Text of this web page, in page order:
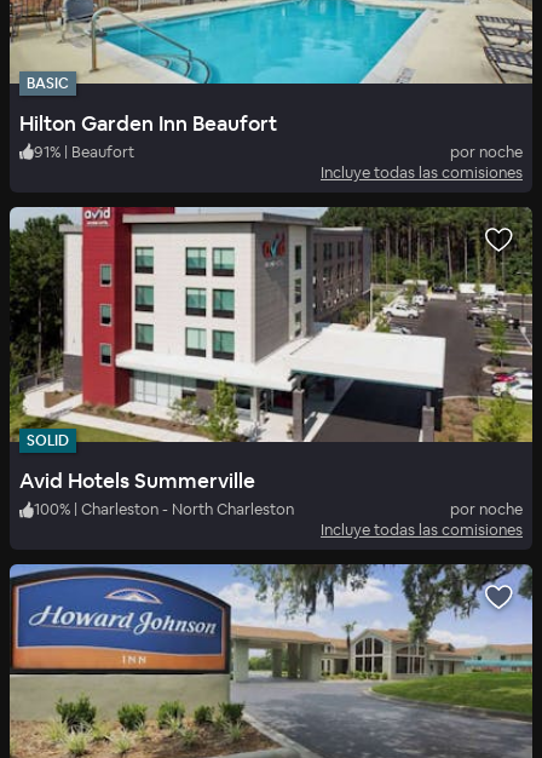
BASIC
Hilton Garden Inn Beaufort
91% | Beaufort
por noche
Incluye todas las comisiones
SOLID
Avid Hotels Summerville
100% Charleston - North Charleston
por noche
Incluye todas las comisiones